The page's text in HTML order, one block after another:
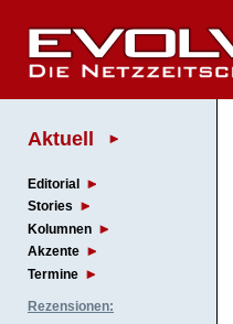
Aktuell
Editorial
Stories
Kolumnen
Akzente
Termine
Rezensionen: